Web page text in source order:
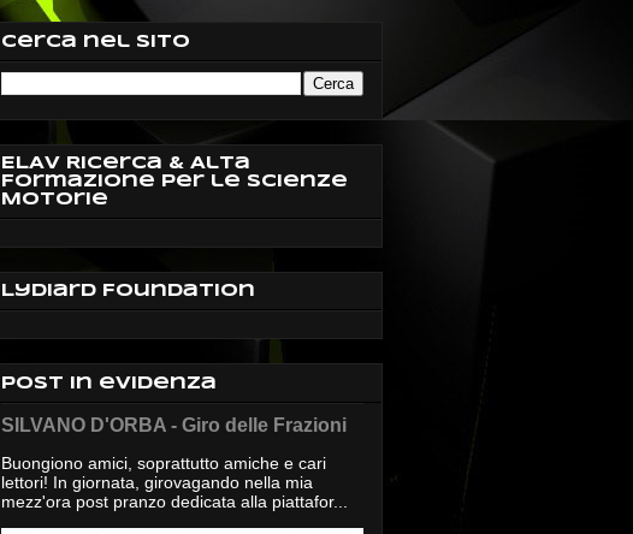
Cerca nel sito
ELAV Ricerca & Alta
Formazione per le Scienze
Motorie
Lydiard Foundation
Post in evidenza
SILVANO D'ORBA - Giro delle Frazioni
Buongiono amici, soprattutto amiche e cari
lettori! In giornata, girovagando nella mia
mezz'ora post pranzo dedicata alla piattafor...